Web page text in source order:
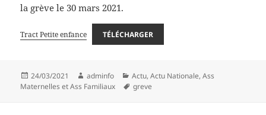
la grève le 30 mars 2021.
Tract Petite enfance TÉLÉCHARGER
Publié
le
24/03/2021 Auteur
adminfo Catégories
Actu,Actu Nationale,Ass
Maternelles et Ass Familiaux
Mots-
greve